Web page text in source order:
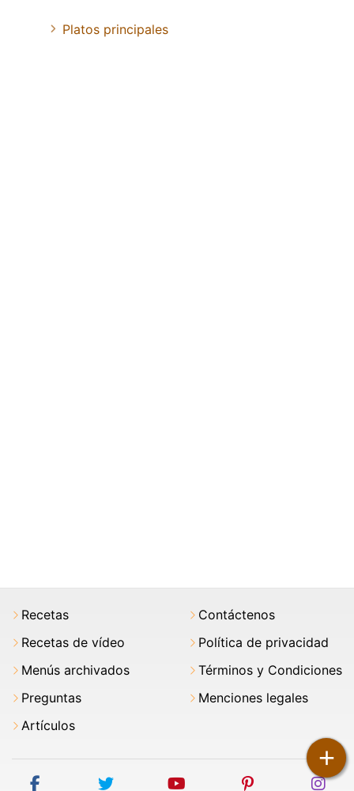
+
Platos principales
Recetas
Recetas de vídeo
Menús archivados
Preguntas
Artículos
Contáctenos
Política de privacidad
Términos y Condiciones
Menciones legales
facebook twitter youtube pinterest